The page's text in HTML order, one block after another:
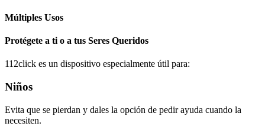
Múltiples Usos
Protégete a ti o a tus Seres Queridos
112click es un dispositivo especialmente útil para:
Niños
Evita que se pierdan y dales la opción de pedir ayuda cuando la
necesiten.